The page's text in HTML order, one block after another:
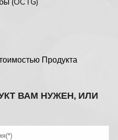
(OCTG)
Продукта
ВАМ НУЖЕН, ИЛИ